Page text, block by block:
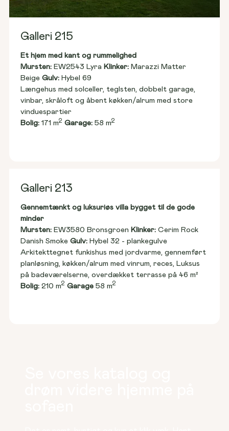
Galleri 215
Et hjem med kant og rummelighed
Mursten: EW2543 Lyra Klinker: Marazzi Matter
Beige Gulv: Hybel 69
Længehus med solceller, teglsten, dobbelt garage,
vinbar, skråloft og åbent køkken/alrum med store
vinduespartier
Bolig: 171 m2 Garage: 58 m2
Galleri 213
Gennemtænkt og luksuriøs villa bygget til de gode
minder
Mursten: EW3580 Bronsgroen Klinker: Cerim Rock
Danish Smoke Gulv: Hybel 32 - plankegulve
Arkitekttegnet funkishus med jordvarme, gennemført
planløsning, køkken/alrum med vinrum, reces, Luksus
på badeværelserne, overdækket terrasse på 46 m²
Bolig: 210 m2 Garage 58 m2